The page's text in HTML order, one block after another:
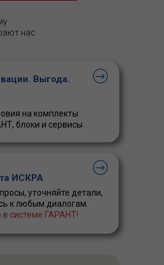
нас
Выгода.
на комплекты
блоки и сервисы
ИСКРА
уточняйте детали,
к любым диалогам.
системе ГАРАНТ!